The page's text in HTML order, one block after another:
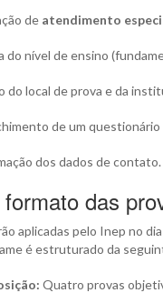
de atendimento
do nível de ensino
do local de prova e da
de um
dos dados de contato.
das
aplicadas pelo Inep no dia
é estruturado da
Quatro provas